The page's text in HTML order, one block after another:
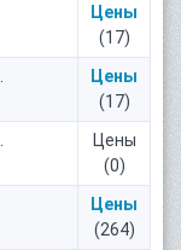
Цены
(17)
Цены
(17)
Цены
(0)
Цены
(264)